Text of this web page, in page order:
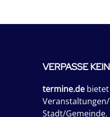
VERPASSE
termine.de
Stadt/Gemeinde.